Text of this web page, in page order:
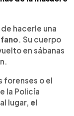
hacerle una
. Su cuerpo
en sábanas
forenses o el
la Policía
lugar, el